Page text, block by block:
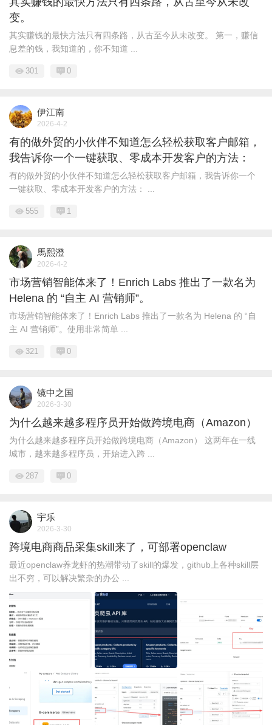
变。
其实赚钱的最快方法只有四条路，从古至今从未改变。 第一，赚信
息差的钱，我知道的，你不知道 ...
301 0
伊江南
2026-4-2
有的做外贸的小伙伴不知道怎么轻松获取客户邮箱，
我告诉你一个一键获取、零成本开发客户的方法：
有的做外贸的小伙伴不知道怎么轻松获取客户邮箱，我告诉你一个
一键获取、零成本开发客户的方法： ...
555 1
馬熙澄
2026-4-2
市场营销智能体来了！Enrich Labs 推出了一款名为
Helena 的 “自主 AI 营销师”。
市场营销智能体来了！Enrich Labs 推出了一款名为 Helena 的 “自
主 AI 营销师”。使用非常简单 ...
321 0
镜中之国
2026-3-30
为什么越来越多程序员开始做跨境电商（Amazon）
为什么越来越多程序员开始做跨境电商（Amazon） 这两年在一线
城市，越来越多程序员，开始进入跨 ...
287 0
宇乐
2026-3-30
跨境电商商品采集skill来了，可部署openclaw
最近openclaw养龙虾的热潮带动了skill的爆发，github上各种skill层
出不穷，可以解决繁杂的办公 ...